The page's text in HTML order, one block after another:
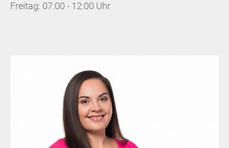
Freitag: 07:00 - 12:00 Uhr